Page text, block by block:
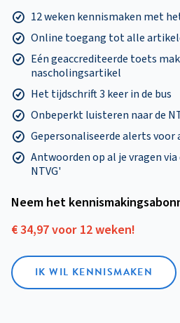
12 weken kennismaken met
Online toegang tot alle
Eén geaccrediteerde toets
nascholingsartikel
Het tijdschrift 3 keer in de bus
Onbeperkt luisteren naar de
Gepersonaliseerde alerts voor
Antwoorden op al je vragen
NTVG'
Neem het
€ 34,97 voor 12 weken!
IK WIL KENNISMAKEN